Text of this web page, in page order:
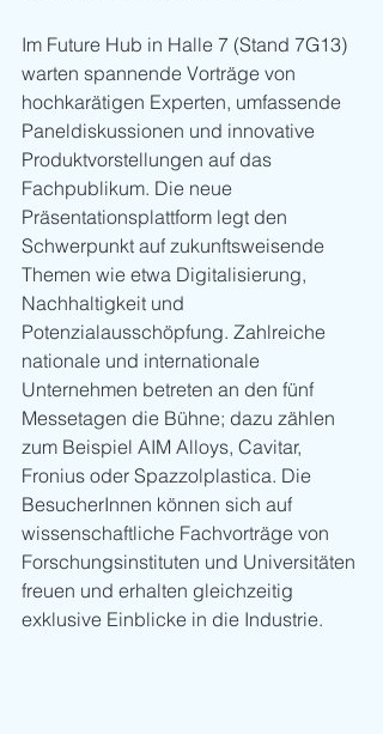
Im Future Hub in Halle 7 (Stand 7G13)
warten spannende Vorträge von
hochkarätigen Experten, umfassende
Paneldiskussionen und innovative
Produktvorstellungen auf das
Fachpublikum. Die neue
Präsentationsplattform legt den
Schwerpunkt auf zukunftsweisende
Themen wie etwa Digitalisierung,
Nachhaltigkeit und
Potenzialausschöpfung. Zahlreiche
nationale und internationale
Unternehmen betreten an den fünf
Messetagen die Bühne; dazu zählen
zum Beispiel AIM Alloys, Cavitar,
Fronius oder Spazzolplastica. Die
BesucherInnen können sich auf
wissenschaftliche Fachvorträge von
Forschungsinstituten und Universitäten
freuen und erhalten gleichzeitig
exklusive Einblicke in die Industrie.